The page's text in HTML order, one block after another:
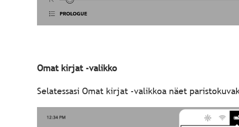
Omat kirjat -valikko
Selatessasi Omat kirjat -valikkoa näet